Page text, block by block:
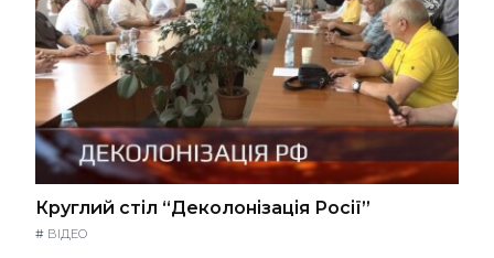
Круглий стіл “Деколонізація Росії”
# ВІДЕО